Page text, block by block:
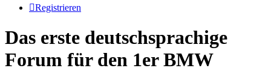
Registrieren
Das erste deutschsprachige
Forum für den 1er BMW